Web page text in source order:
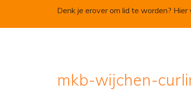
Denk je erover om lid te worden? Hier
mkb-wijchen-